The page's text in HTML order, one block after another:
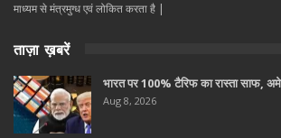
माध्यम से मंत्रमुग्ध एवं लोकित करता है |
ताज़ा ख़बरें
भारत पर 100% टैरिफ का रास्ता साफ,
Aug 8, 2026